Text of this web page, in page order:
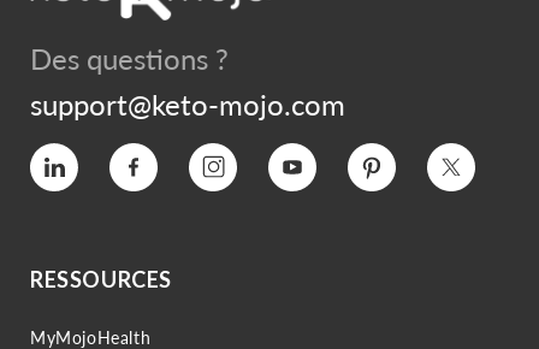
Des questions ?
support@keto-mojo.com
Vimeo Facebook Instagram YouTube Intérêt Twitter
RESSOURCES
MyMojoHealth